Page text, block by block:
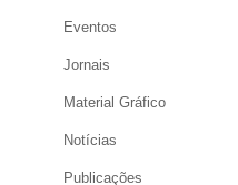
Eventos
Jornais
Material Gráfico
Notícias
Publicações